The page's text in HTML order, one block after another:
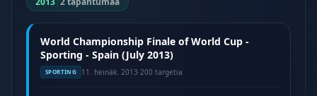
World Championship Finale of World Cup -
Sporting - Spain (July 2013)
SPORTING 11. heinäk. 2013·200 targetia